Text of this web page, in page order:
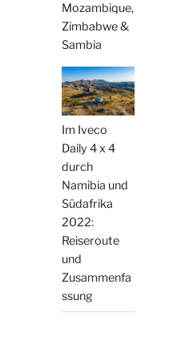
Mozambique,
Zimbabwe &
Sambia
Im Iveco
Daily 4 x 4
durch
Namibia und
Südafrika
2022:
Reiseroute
und
Zusammenfa
ssung